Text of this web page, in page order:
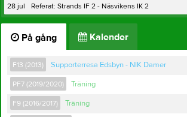
28 jul
Referat: Strands IF 2 - Näsvikens IK 2
På gång Kalender
F13 (2013) Supporterresa Edsbyn - NIK Damer
PF7 (2019/2020) Träning
F9 (2016/2017) Träning